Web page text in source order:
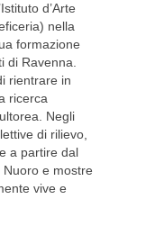
d’Arte
nella
formazione
di Ravenna.
rientrare in
ricerca
Negli
di rilievo,
a partire dal
e mostre
vive e